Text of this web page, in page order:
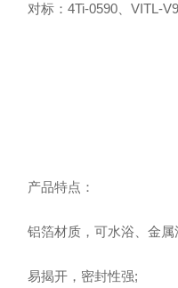
对标：4Ti-0590、VITL-
产品特点：
铝箔材质，可水浴、金属
易揭开，密封性强;